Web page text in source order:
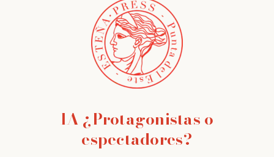
IA ¿Protagonistas o
espectadores?